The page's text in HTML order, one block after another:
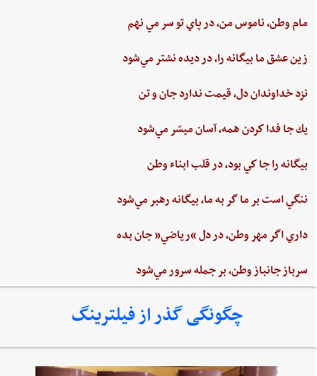
مام‌ وطن‌، ناموس‌ من‌، در پاي ‌تو سر مي نهم‌
زين‌ عشق‌ ما بيگانه را، در ديده ‌نشتر مي‌شود
نزد خداوندان دل،‌ قيمت‌ ندارد جان‌ و تن
يك جا فدا كردن‌ همه،‌ آسان ميسّر مي‌شود
بيگانه‌ را جا كي‌ بود، در قلب‌ ابناء وطن
ننگي ‌است ‌بر ما گر به ‌ما، بيگانه‌ رهبر مي‌شود
داري‌ اگر مهر وطن،‌ در دل‌ “رياضي”‌ جان ‌بده‌
سرباز جانباز وطن،‌ بر جمله سرور مي‌شود
چگونگی گذر از فیلترینگ